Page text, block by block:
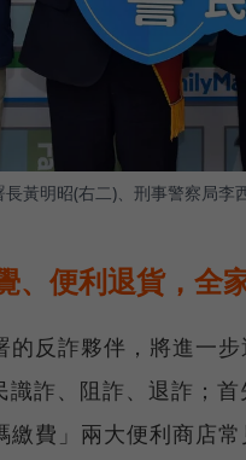
黃明昭(右二)、刑事警察局李
、便利退貨，全
的反詐夥伴，將進一
識詐、阻詐、退詐；
繳費」兩大便利商店